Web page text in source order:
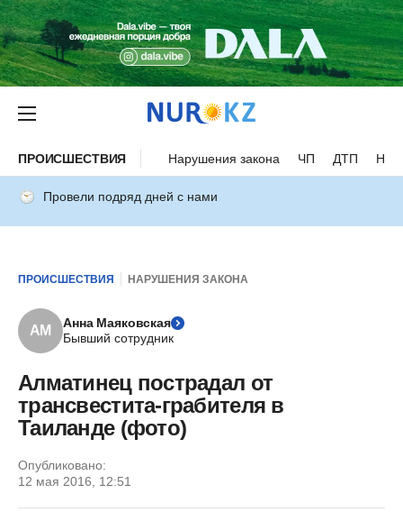
ПРОИСШЕСТВИЯ Нарушения закона ЧП ДТП
Провели подряд дней с нами
ПРОИСШЕСТВИЯ НАРУШЕНИЯ ЗАКОНА
АМ
Анна Маяковская
Бывший сотрудник
Алматинец пострадал от
трансвестита-грабителя в
Таиланде (фото)
Опубликовано:
12 мая 2016, 12:51